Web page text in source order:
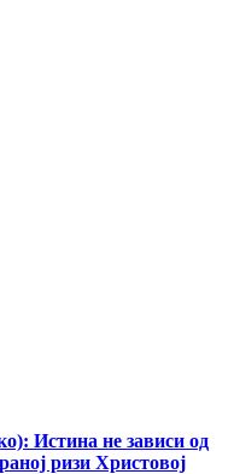
Истина не зависи од
ризи Христовој